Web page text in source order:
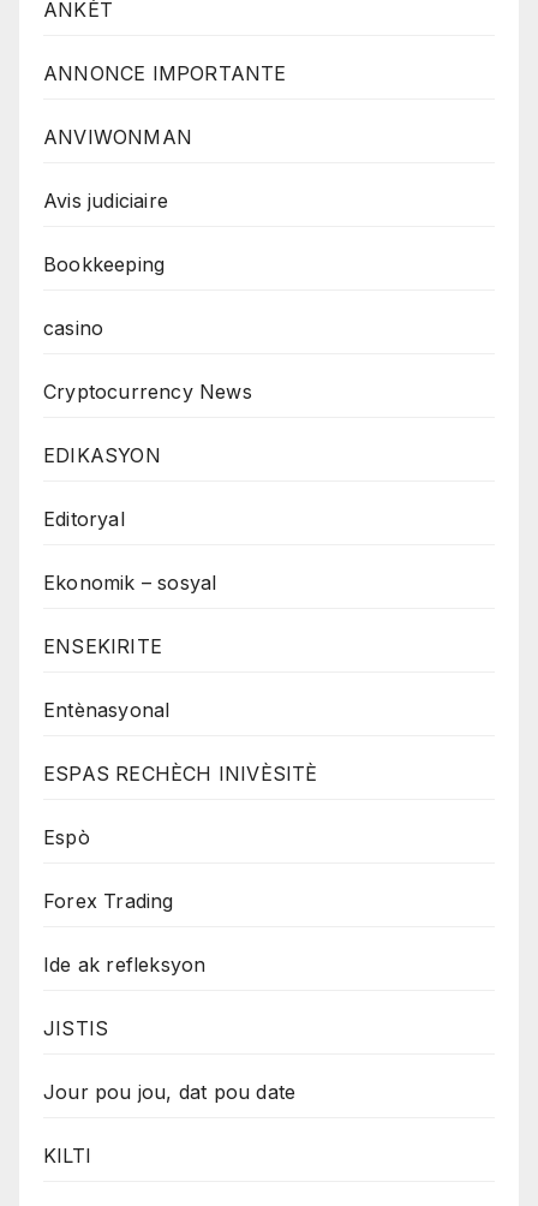
ANKÈT
ANNONCE IMPORTANTE
ANVIWONMAN
Avis judiciaire
Bookkeeping
casino
Cryptocurrency News
EDIKASYON
Editoryal
Ekonomik – sosyal
ENSEKIRITE
Entènasyonal
ESPAS RECHÈCH INIVÈSITÈ
Espò
Forex Trading
Ide ak refleksyon
JISTIS
Jour pou jou, dat pou date
KILTI